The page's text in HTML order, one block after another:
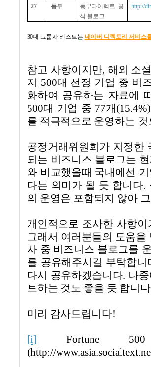
27 동부
동부다이렉트 공
식 블로그
http://
30대 그룹사 리스트는 네이버 디렉토리 서비스
참고 사항이지만, 해외 소
지
500대 선정 기업 중 비
화하여 공유하는 자료에
500대 기업 중 77개 (15.4%)
를 적극적으로 운영하는
공정거래위원회가 지정한
되는 비즈니스 블로그는 현
와 비교했을때 국내에선
다는 의미가 될 듯 합니다.
의 운영은 포함되지 않아
개인적으로 조사한 사항
그래서 여러분들의 도움
사 중 비즈니스 블로그를
를 공유해주시길 부탁합
다시 공유하겠습니다. 나
트하는 것도 좋을 듯 합니
미리 감사드립니다!
[i]
Fortune 500
(http://